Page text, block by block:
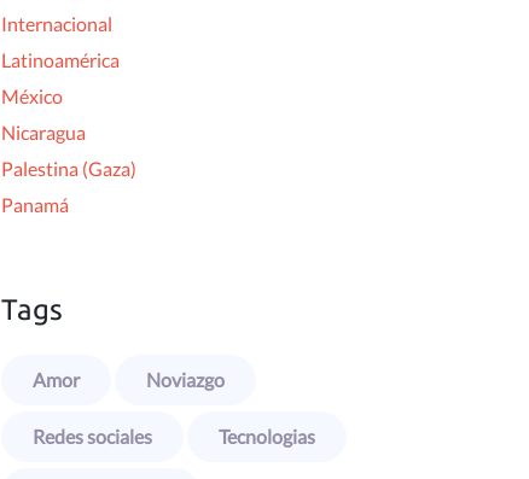
Internacional
Latinoamérica
México
Nicaragua
Palestina (Gaza)
Panamá
Tags
Amor Noviazgo
Redes sociales Tecnologias